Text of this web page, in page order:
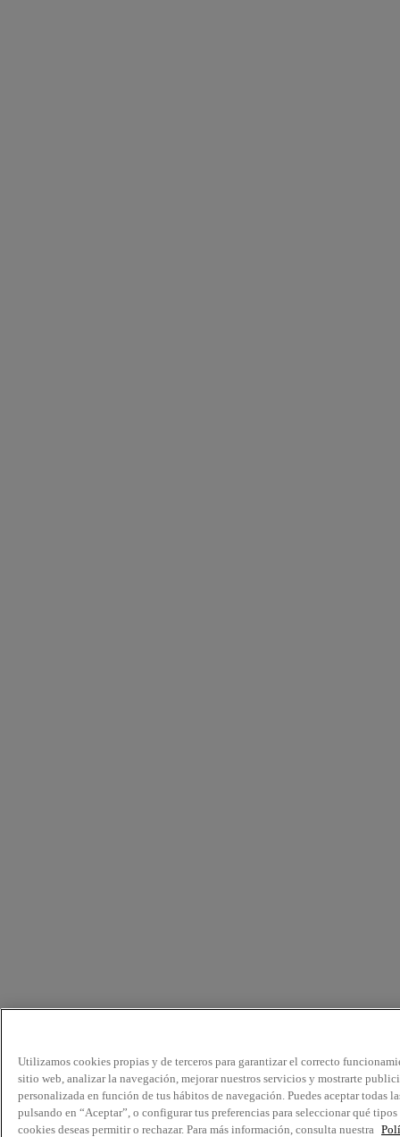
Utilizamos cookies propias y de terceros para garantizar el correcto
sitio web, analizar la navegación, mejorar nuestros servicios y mostrarte
personalizada en función de tus hábitos de navegación. Puedes aceptar todas
pulsando en “Aceptar”, o configurar tus preferencias para seleccionar qué tipos
cookies deseas permitir o rechazar. Para más información, consulta nuestra